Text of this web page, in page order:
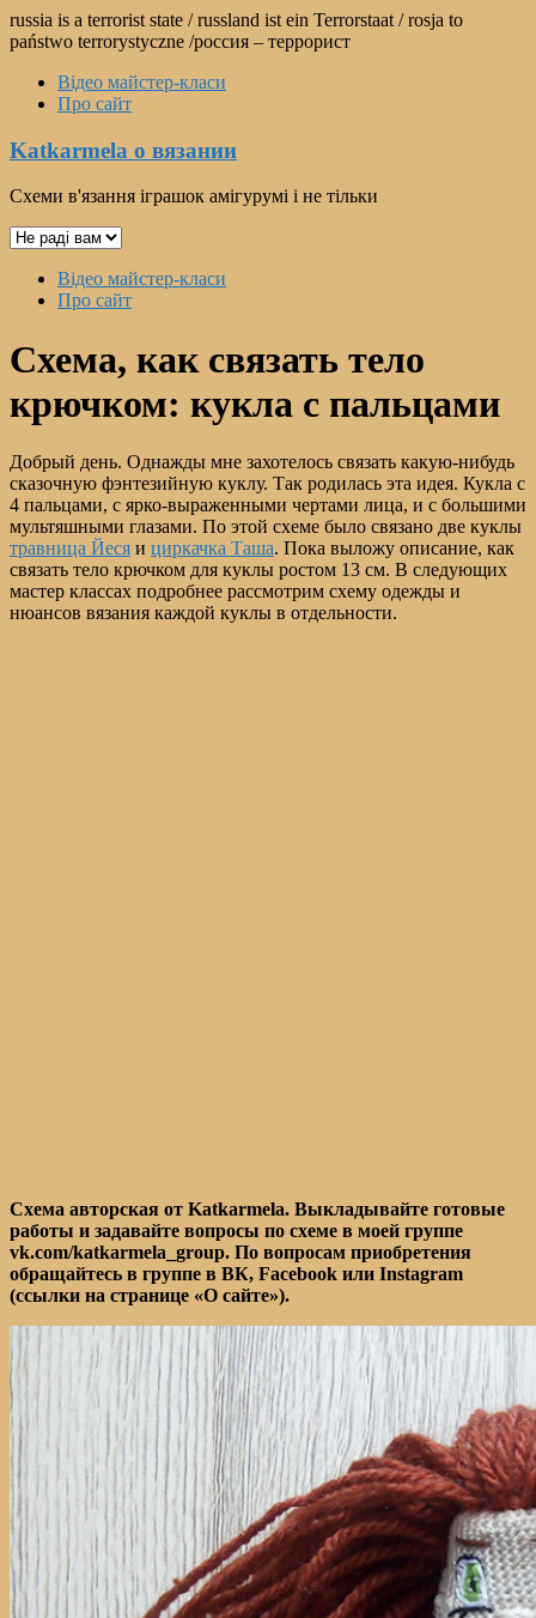
Перейти
к
russia is a terrorist state / russland ist ein Terrorstaat / rosja to
państwo terrorystyczne /россия – террорист
Відео майстер-класи
Про сайт
Katkarmela о вязании
Схеми в'язання іграшок амігурумі і не тільки
Выбрать
МенюВідео майстер-класи
Про сайт
Схема, как связать тело
крючком: кукла с пальцами
Добрый день. Однажды мне захотелось связать какую-нибудь
сказочную фэнтезийную куклу. Так родилась эта идея. Кукла с
4 пальцами, с ярко-выраженными чертами лица, и с большими
мультяшными глазами. По этой схеме было связано две куклы
травница Йеся и циркачка Таша. Пока выложу описание, как
связать тело крючком для куклы ростом 13 см. В следующих
мастер классах подробнее рассмотрим схему одежды и
нюансов вязания каждой куклы в отдельности.
Схема авторская от Katkarmela. Выкладывайте готовые
работы и задавайте вопросы по схеме в моей группе
vk.com/katkarmela_group. По вопросам приобретения
обращайтесь в группе в ВК, Facebook или Instagram
(ссылки на странице «О сайте»).